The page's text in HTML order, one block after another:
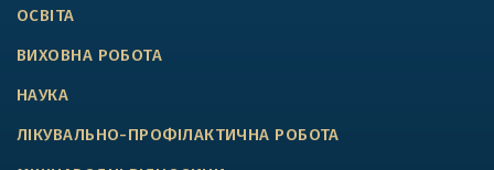
ОСВІТА
ВИХОВНА РОБОТА
НАУКА
ЛІКУВАЛЬНО-ПРОФІЛАКТИЧНА РОБОТА